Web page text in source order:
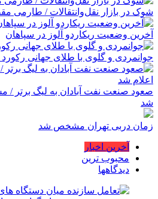
شوک در بازار نقل‌وانتقالات / طارمی
آخرین وضعیت ریکاردو آلوز در سپاهان
جوانمردی و گلوی با طلای جهانی
صعود صنعت نفت آبادان به لیگ برتر /
شد
زمان دربی تهران مشخص شد
آخرین اخبار
محبوب ترین
دیدگاهها